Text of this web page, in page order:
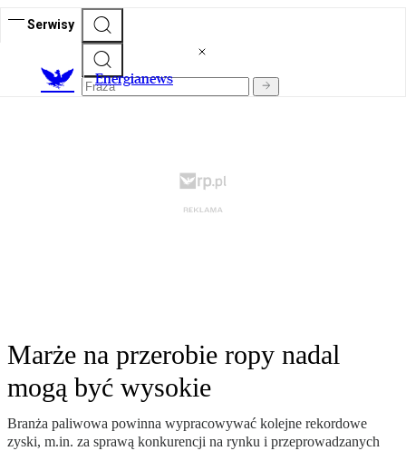
Serwisy
Energianews
Marże na przerobie ropy nadal
mogą być wysokie
Branża paliwowa powinna wypracowywać kolejne rekordowe
zyski, m.in. za sprawą konkurencji na rynku i przeprowadzanych